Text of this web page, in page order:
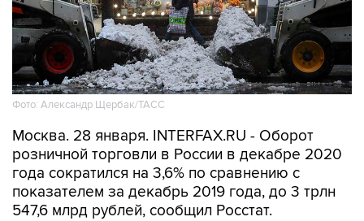
Фото: Александр Щербак/ТАСС
Москва. 28 января. INTERFAX.RU - Оборот
розничной торговли в России в декабре 2020
года сократился на 3,6% по сравнению с
показателем за декабрь 2019 года, до 3 трлн
547,6 млрд рублей, сообщил Росстат.